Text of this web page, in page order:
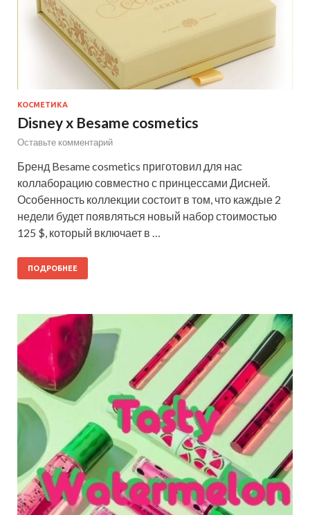
КОСМЕТИКА
Disney x Besame cosmetics
Оставьте комментарий
Бренд Besame cosmetics приготовил для нас
коллаборацию совместно с принцессами Дисней.
Особенность коллекции состоит в том, что каждые 2
недели будет появляться новый набор стоимостью
125 $, который включает в …
ПОДРОБНЕЕ